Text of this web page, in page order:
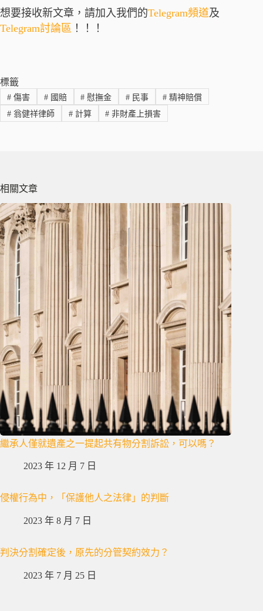
想要接收新文章，請加入我們的Telegram頻道及
Telegram討論區 ！！！
標籤
#傷害 #國賠 # 慰撫金 # 民事 # 精神賠償
#翁健祥律師 #計算 # 非財產上損害
相關文章
繼承人僅就遺產之一提起共有物分割訴訟，可以嗎？
2023 年 12 月 7 日
侵權行為中，「保護他人之法律」的判斷
2023 年 8 月 7 日
判決分割確定後，原先的分管契約效力？
2023 年 7 月 25 日